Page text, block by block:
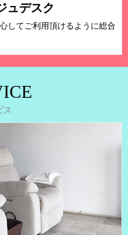
ュデスク
してご利用頂けるように総合
ス